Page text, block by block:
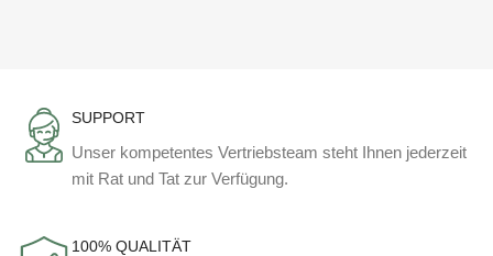
SUPPORT
Unser kompetentes Vertriebsteam steht Ihnen jederzeit
mit Rat und Tat zur Verfügung.
100% QUALITÄT